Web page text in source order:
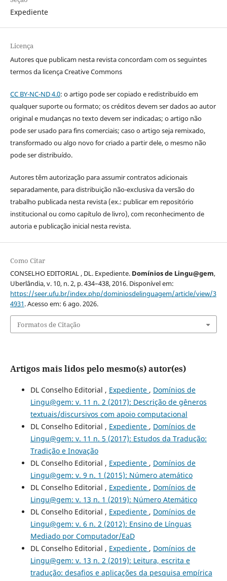
Expediente
Licença
Autores que publicam nesta revista concordam com os seguintes
termos da licença Creative Commons
CC BY-NC-ND 4.0: o artigo pode ser copiado e redistribuído em
qualquer suporte ou formato; os créditos devem ser dados ao autor
original e mudanças no texto devem ser indicadas; o artigo não
pode ser usado para fins comerciais; caso o artigo seja remixado,
transformado ou algo novo for criado a partir dele, o mesmo não
pode ser distribuído.
Autores têm autorização para assumir contratos adicionais
separadamente, para distribuição não-exclusiva da versão do
trabalho publicada nesta revista (ex.: publicar em repositório
institucional ou como capítulo de livro), com reconhecimento de
autoria e publicação inicial nesta revista.
Como Citar
CONSELHO EDITORIAL , DL. Expediente. Domínios de Lingu@gem,
Uberlândia, v. 10, n. 2, p. 434–438, 2016. Disponível em:
https://seer.ufu.br/index.php/dominiosdelinguagem/article/view/3
4931. Acesso em: 6 ago. 2026.
Formatos de Citação
Artigos mais lidos pelo mesmo(s) autor(es)
DL Conselho Editorial , Expediente , Domínios de
Lingu@gem: v. 11 n. 2 (2017): Descrição de gêneros
textuais/discursivos com apoio computacional
DL Conselho Editorial , Expediente , Domínios de
Lingu@gem: v. 11 n. 5 (2017): Estudos da Tradução:
Tradição e Inovação
DL Conselho Editorial , Expediente , Domínios de
Lingu@gem: v. 9 n. 1 (2015): Número atemático
DL Conselho Editorial , Expediente , Domínios de
Lingu@gem: v. 13 n. 1 (2019): Número Atemático
DL Conselho Editorial , Expediente , Domínios de
Lingu@gem: v. 6 n. 2 (2012): Ensino de Línguas
Mediado por Computador/EaD
DL Conselho Editorial , Expediente , Domínios de
Lingu@gem: v. 13 n. 2 (2019): Leitura, escrita e
tradução: desafios e aplicações da pesquisa empírica